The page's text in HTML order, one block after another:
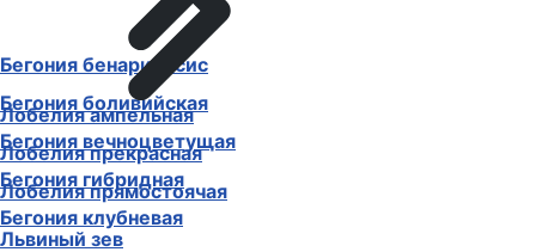
Бегония бенариенсис
Бегония боливийская
Бегония вечноцветущая
Бегония гибридная
Бегония клубневая
Лобелия ампельная
Лобелия прекрасная
Лобелия прямостоячая
Львиный зев